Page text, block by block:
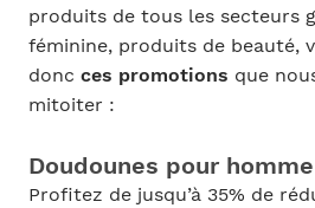
produits de tous les secteurs
féminine, produits de beauté,
donc ces promotions que
mitoiter :
Doudounes pour
Profitez de jusqu’à 35% de